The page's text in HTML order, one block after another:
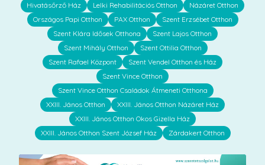
Hivatásőrző Ház
Lelki Rehabilitációs Otthon
Názáret Otthon
Országos Papi Otthon
PAX Otthon
Szent Erzsébet Otthon
Szent Klára Idősek Otthona
Szent Lajos Otthon
Szent Mihály Otthon
Szent Ottilia Otthon
Szent Rafael Központ
Szent Vendel Otthon és Ház
Szent Vince Otthon
Szent Vince Otthon Családok Átmeneti Otthona
XXIII. János Otthon
XXIII. János Otthon Názáret Ház
XXIII. János Otthon Okos Gizella Ház
XXIII. János Otthon Szent József Ház
Zárdakert Otthon